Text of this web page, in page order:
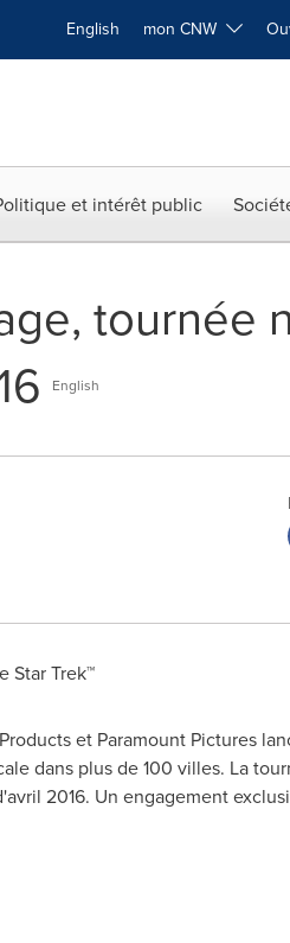
English mon CNW
et intérêt public
tournée
English
Star Trek™
et Paramount Pictures
dans plus de 100 villes. La
2016. Un engagement